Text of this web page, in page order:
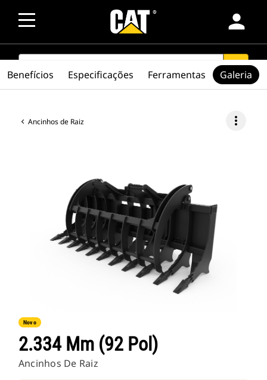
person
SEARCH search
Ancinhos de Raiz more_vert
Novo
2.334 Mm (92 Pol)
Ancinhos De Raiz
Benefícios Especificações Ferramentas Galeria